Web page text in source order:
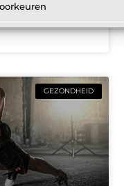
maken. Een van
GEZONDHEID